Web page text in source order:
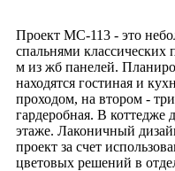
Проект МС-113 - это
спальнями
м из жб панелей.
находятся гостиная и
проходом, на втором -
гардеробная. В коттедже
этаже. Лаконичный
проект за счет
цветовых решений в